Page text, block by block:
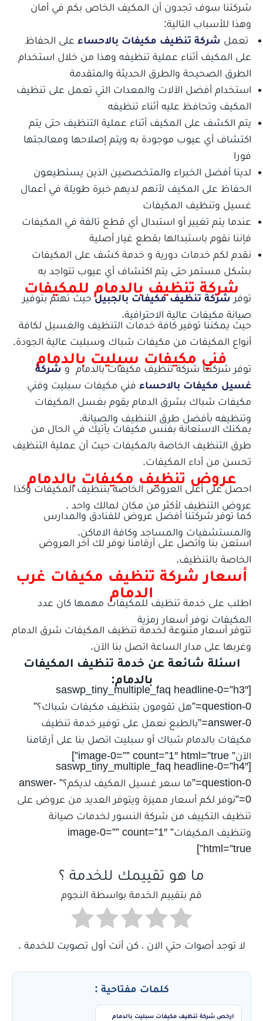
شركتنا سوف تجدون أن المكيف الخاص بكم في أمان
وهذا للأسباب التالية:
تعمل شركة تنظيف مكيفات بالاحساء على الحفاظ
على المكيف أثناء عملية تنظيفه وهذا من خلال استخدام
الطرق الصحيحة والطرق الحديثة والمتقدمة
استخدام أفضل الآلات والمعدات التي تعمل على تنظيف
المكيف وتحافظ عليه أثناء تنظيفه
يتم الكشف على المكيف أثناء عملية التنظيف حتى يتم
اكتشاف أي عيوب موجودة به ويتم إصلاحها ومعالجتها
فورا
لدينا أفضل الخبراء والمتخصصين الذين يستطيعون
الحفاظ على المكيف لأنهم لديهم خبرة طويلة في أعمال
غسيل وتنظيف المكيفات
عندما يتم تغيير أو استبدال أي قطع تالفة في المكيفات
فإننا نقوم باستبدالها بقطع غيار أصلية
نقدم لكم خدمات دورية و خدمة كشف على المكيفات
بشكل مستمر حتى يتم اكتشاف أي عيوب تتواجد به
شركة تنظيف بالدمام للمكيفات
توفر شركة تنظيف مكيفات بالجبيلحيث تهتم بتوفير
صيانة مكيفات عالية الاحترافية.
حيث يمكننا توفير كافة خدمات التنظيف والغسيل لكافة
أنواع المكيفات من مكيفات شباك وسبليت عالية الجودة.
فني مكيفات سبليت بالدمام
توفر شركتنا شركة تنظيف مكيفات بالدمام و شركة
غسيل مكيفات بالاحساء فني مكيفات سبليت وفني
مكيفات شباك بشرق الدمام يقوم بغسل المكيفات
وتنظيفه بأفضل طرق التنظيف والصيانة.
يمكنك الاستعانة بفنس مكيفات يأتيك في الحال من
طرق التنظيف الخاصة بالمكيفات حيث أن عملية التنظيف
تحسن من أداء المكيفات.
عروض تنظيف مكيفات بالدمام
احصل على أعلى العروض الخاصة بتنظيف المكيفات وكذا
عروض التنظيف لأكثر من مكان لمالك واحد .
كما توفر شركتنا أفضل عروض للفنادق والمدارس
والمستشفيات والمساجد وكافة الاماكن.
استعن بنا واتصل على أرقامنا نوفر لك آخر العروض
الخاصة بالتنظيف.
أسعار شركة تنظيف مكيفات غرب
الدمام
اطلب على خدمة تنظيف للمكيفات مهمها كان عدد
المكيفات نوفر أسعار رمزية
تتوفر أسعار متنوعة لخدمة تنظيف المكيفات شرق الدمام
وغربها على مدار الساعة اتصل بنا الآن.
اسئلة شائعة عن خدمة تنظيف المكيفات
بالدمام:
[saswp_tiny_multiple_faq headline-0=”h3″
question-0=”هل تقومون بتنظيف مكيفات شباك؟”
answer-0=”بالطبع نعمل على توفير خدمة تنظيف
مكيفات بالدمام شباك أو سبليت اتصل بنا على أرقامنا
الآن” image-0=”” count=”1″ html=”true”]
[saswp_tiny_multiple_faq headline-0=”h4″
question-0=”ما سعر غسيل المكيف لديكم؟” answer-
0=”نوفر لكم أسعار مميزة ويتوفر العديد من عروض على
تنظيف التكييف من شركة النسور لخدمات صيانة
وتنظيف المكيفات” image-0=”” count=”1″
html=”true”]
ما هو تقييمك للخدمة ؟
قم بتقييم الخدمة بواسطة النجوم
لا توجد أصوات حتي الان ، كن أنت أول تصويت للخدمة .
كلمات مفتاحية :
ارخص شركة تنظيف مكيفات سبليت بالدمام